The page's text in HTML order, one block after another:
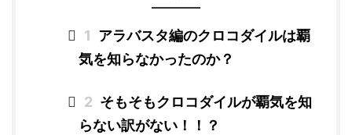
1 アラバスタ編のクロコダイルは覇
気を知らなかったのか？
2 そもそもクロコダイルが覇気を知
らない訳がない！！？